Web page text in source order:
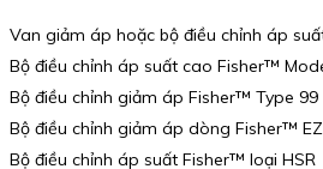
Van giảm áp hoặc bộ điều chỉnh áp
Bộ điều chỉnh áp suất cao Fisher™
Bộ điều chỉnh giảm áp Fisher™ Type 99
Bộ điều chỉnh giảm áp dòng Fisher™
Bộ điều chỉnh áp suất Fisher™ loại HSR